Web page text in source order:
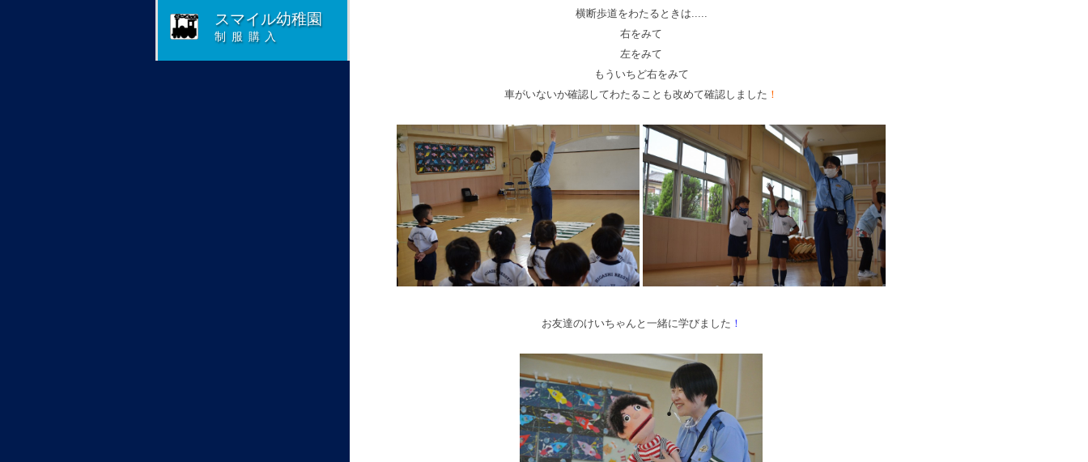
横断歩道をわたるときは.....
右をみて
左をみて
もういちど右をみて
車がいないか確認してわたることも改めて確認しました ！
お友達のけいちゃんと一緒に学びました ！
スマイル幼稚園
制服購入